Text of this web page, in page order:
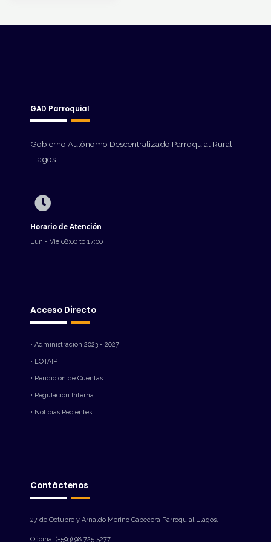
GAD Parroquial
Gobierno Autónomo Descentralizado Parroquial Rural
Llagos.
Horario de Atención
Lun - Vie 08:00 to 17:00
Acceso Directo
• Administración 2023 - 2027
• LOTAIP
• Rendición de Cuentas
• Regulación Interna
• Noticias Recientes
Contáctenos
27 de Octubre y Arnaldo Merino Cabecera Parroquial Llagos.
Oficina: (+593) 98 725 5277